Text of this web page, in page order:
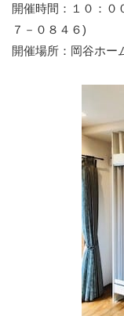
開催時間：１０：
７－０８４６)
開催場所：岡谷ホー